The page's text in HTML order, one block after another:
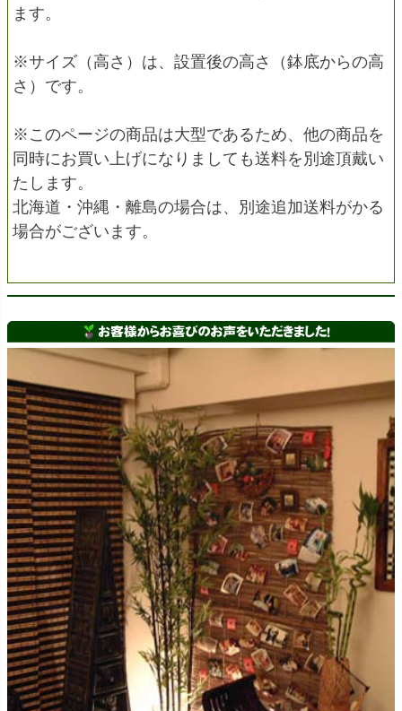
ます。
※サイズ（高さ）は、設置後の高さ（鉢底からの高
さ）です。
※このページの商品は大型であるため、他の商品を
同時にお買い上げになりましても送料を別途頂戴い
たします。
北海道・沖縄・離島の場合は、別途追加送料がかる
場合がございます。